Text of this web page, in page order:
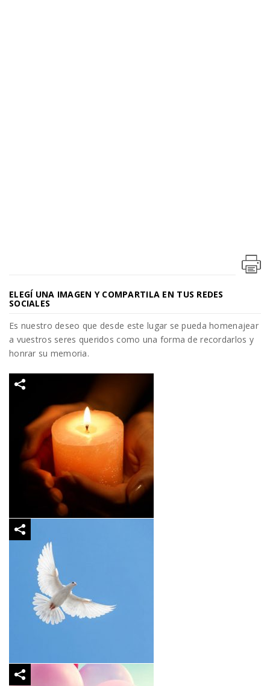
ELEGÍ UNA IMAGEN Y COMPARTILA EN TUS REDES
SOCIALES
Es nuestro deseo que desde este lugar se pueda homenajear
a vuestros seres queridos como una forma de recordarlos y
honrar su memoria.